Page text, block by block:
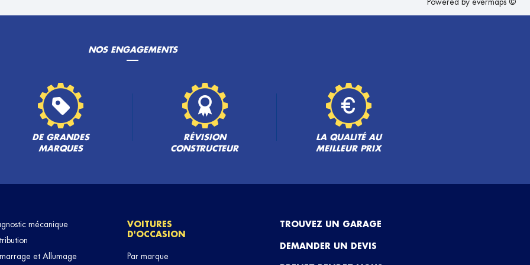
Powered by evermaps ©
NOS ENGAGEMENTS
DE GRANDES
MARQUES
RÉVISION
CONSTRUCTEUR
LA QUALITÉ AU
MEILLEUR PRIX
mécanique
et Allumage
VOITURES
D'OCCASION
Par marque
TROUVEZ UN GARAGE
DEMANDER UN DEVIS